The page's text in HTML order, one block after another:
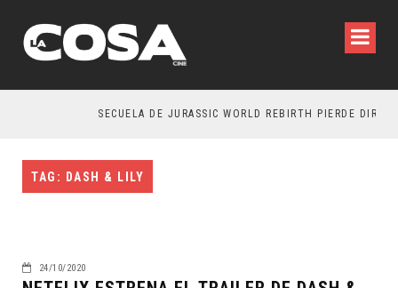
SECUELA DE JURASSIC WORLD REBIRTH PIERDE
TAG: DASH & LILY
24/10/2020